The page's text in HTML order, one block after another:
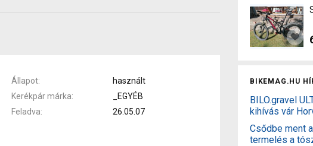
BIKEMAG.HU
BILO.gravel
kihívás vár
Csődbe ment
termelés a
Állapot
használt
Kerékpár márka
_EGYÉB
Feladva 26.05.07